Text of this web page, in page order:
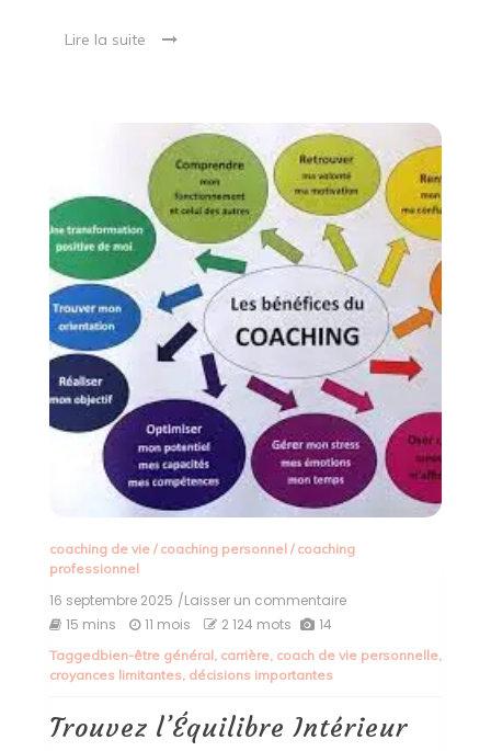
Lire la suite
coaching de vie/ coaching personnel/ coaching
professionnel
16 septembre 2025 /Laisser un commentaireon
Intérieur
Coach
de
15 mins 11 mois 2 124 mots 14
Taggedbien-être général, carrière, coach de vie personnelle,
croyances limitantes, décisions importantes
Trouvez l’Équilibre Intérieur